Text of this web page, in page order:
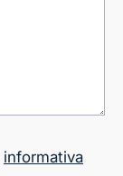
informativa